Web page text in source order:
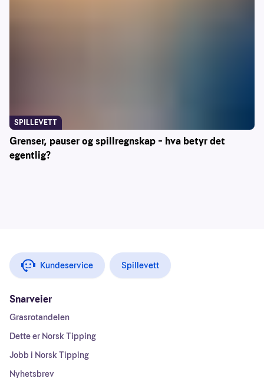
Grenser, pauser og spillregnskap – hva betyr det
egentlig?
SPILLEVETT
Kundeservice Spillevett
Snarveier
Grasrotandelen
Dette er Norsk Tipping
Jobb i Norsk Tipping
Nyhetsbrev